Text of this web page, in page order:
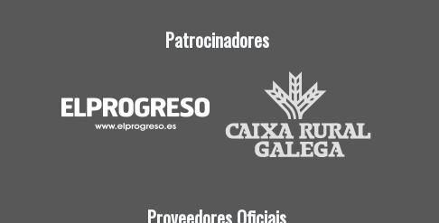
Patrocinadores
Proveedores Oficiais